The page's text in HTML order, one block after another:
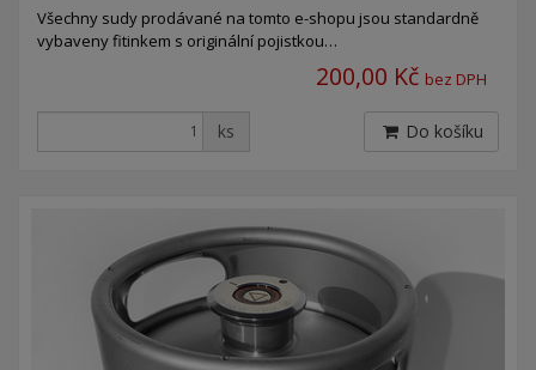
Všechny sudy prodávané na tomto e-shopu jsou standardně
vybaveny fitinkem s originální pojistkou…
200,00 Kč bez DPH
ks Do košíku